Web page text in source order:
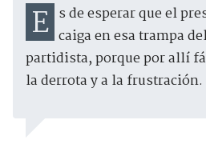
Es de esperar que el presidente Kast no caiga en esa trampa
partidista, porque por allí
la derrota y a la frustración.